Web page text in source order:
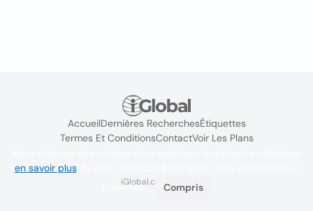
AccueilDernières RecherchesÉtiquettes
Termes Et ConditionsContactVoir Les Plans
iGlobal.co @ 2024
en savoir plus. Si vous continuez à naviguer, vous acceptez leur
utilisation.
Compris